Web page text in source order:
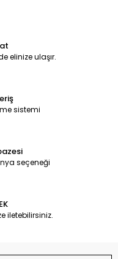
elinize ulaşır.
sistemi
seçeneği
iletebilirsiniz.